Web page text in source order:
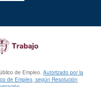
de Empleo. Autorizado por la
de Empleo, según Resolución